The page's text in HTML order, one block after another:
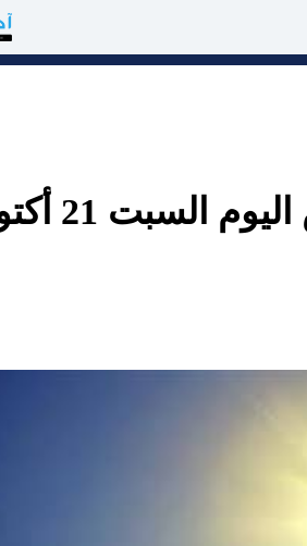
21 أكتوبر 2023